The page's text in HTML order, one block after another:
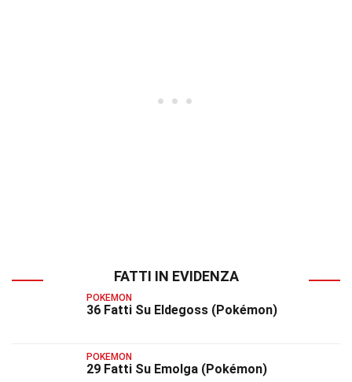
FATTI IN EVIDENZA
POKEMON
36 Fatti Su Eldegoss (Pokémon)
POKEMON
29 Fatti Su Emolga (Pokémon)